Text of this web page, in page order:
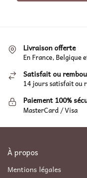
Livraison offerte
En France, Belgique
Satisfait ou
14 jours satisfait ou
Paiement 100%
MasterCard / Visa
À propos
Mentions légales